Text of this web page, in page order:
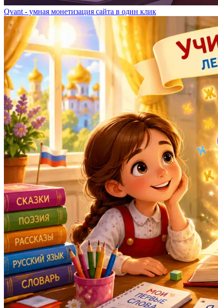
Qvant - умная монетизация сайта в один клик